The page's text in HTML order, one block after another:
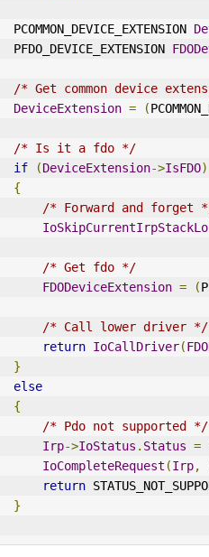
    PCOMMON_DEVICE_EXTENSION
    PFDO_DEVICE_EXTENSION
/* Get common device
DeviceExtension = (
/* Is it a fdo */
if
(DeviceExtension->IsFDO)
{
/* Forward and forget
/* Get fdo */
FDODeviceExtension = (
/* Call lower driver */
return IoCallDriver(
}
else
{
/* Pdo not supported */
Irp->IoStatus . Status =
IoCompleteRequest (Irp,
return
}